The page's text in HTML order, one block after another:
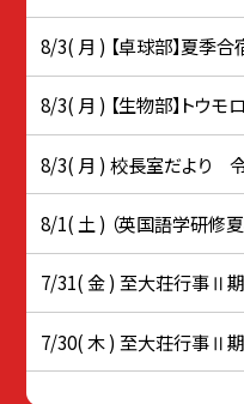
8/3( 月 ) 【卓球部】夏季合
8/3( 月 ) 【生物部】トウモ
8/3( 月 ) 校長室だより
8/1( 土 ) （英国語学研修
7/31( 金 ) 至大荘行事Ⅱ
7/30( 木 ) 至大荘行事Ⅱ